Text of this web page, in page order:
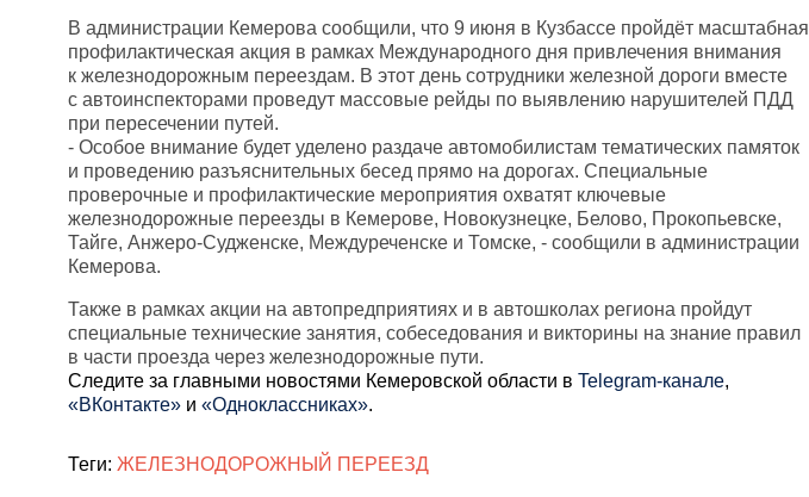
В администрации Кемерова сообщили, что 9 июня в Кузбассе пройдёт масштабная
профилактическая акция в рамках Международного дня привлечения внимания
к железнодорожным переездам. В этот день сотрудники железной дороги вместе
с автоинспекторами проведут массовые рейды по выявлению нарушителей ПДД
при пересечении путей.
- Особое внимание будет уделено раздаче автомобилистам тематических памяток
и проведению разъяснительных бесед прямо на дорогах. Специальные
проверочные и профилактические мероприятия охватят ключевые
железнодорожные переезды в Кемерове, Новокузнецке, Белово, Прокопьевске,
Тайге, Анжеро-Судженске, Междуреченске и Томске, - сообщили в администрации
Кемерова.
Также в рамках акции на автопредприятиях и в автошколах региона пройдут
специальные технические занятия, собеседования и викторины на знание правил
в части проезда через железнодорожные пути.
Cледите за главными новостями Кемеровской области в Telegram-канале,
«ВКонтакте» и «Одноклассниках».
Теги: ЖЕЛЕЗНОДОРОЖНЫЙ ПЕРЕЕЗД